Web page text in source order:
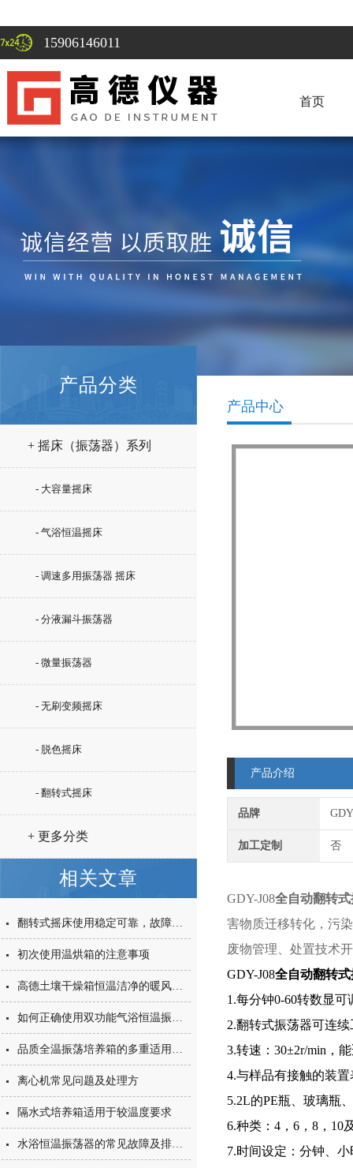
15906146011
首页
产品分类
+ 摇床（振荡器）系列
- 大容量摇床
- 气浴恒温摇床
- 调速多用振荡器 摇床
- 分液漏斗振荡器
- 微量振荡器
- 无刷变频摇床
- 脱色摇床
- 翻转式摇床
+ 更多分类
相关文章
翻转式摇床使用稳定可靠，故障排除简单
初次使用温烘箱的注意事项
高德土壤干燥箱恒温洁净的暖风更好的处理土壤样品
如何正确使用双功能气浴恒温振荡器
品质全温振荡培养箱的多重适用性能
离心机常见问题及处理方
隔水式培养箱适用于较温度要求
水浴恒温振荡器的常见故障及排除方法
产品中心
产品介绍
品牌
加工定制 否
GDY-J08全自动翻转
害物质迁移转化，污
废物管理、处置技术
GDY-J08全自动翻转
1.每分钟0-60转数显可
2.翻转式振荡器可连
3.转速：30±2r/min，
4.与样品有接触的装
5.2L的PE瓶、玻璃瓶
6.种类：4，6，8，10
7.时间设定：分钟、